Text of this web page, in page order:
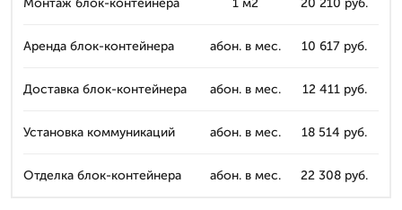
Аренда блок-контейнера абон. в мес. 10 617 руб.
Доставка блок-контейнера абон. в мес. 12 411 руб.
Установка коммуникаций абон. в мес. 18 514 руб.
Отделка блок-контейнера абон. в мес. 22 308 руб.